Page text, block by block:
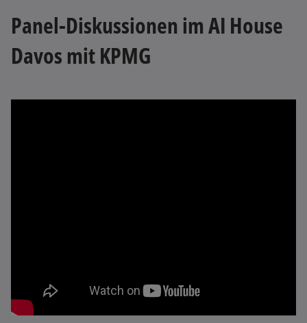
Panel-Diskussionen im AI House
Davos mit KPMG